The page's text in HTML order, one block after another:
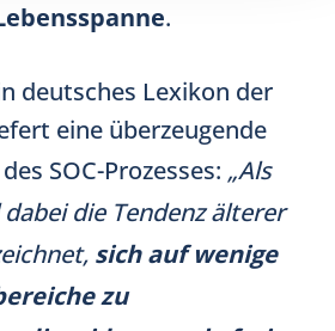
.
deutsches Lexikon der
eine überzeugende
SOC-Prozesses: „Als
die Tendenz älterer
sich auf wenige
zu